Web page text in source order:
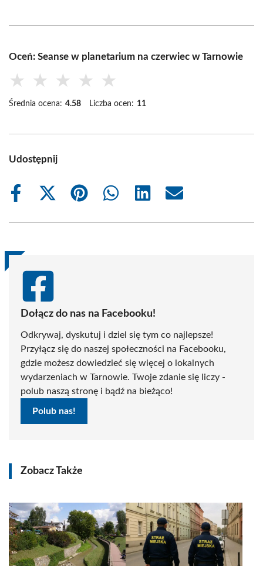
Oceń: Seanse w planetarium na czerwiec w Tarnowie
★ ★ ★ ★ ★
Średnia ocena: 4.58 Liczba ocen: 11
Udostępnij
Share
Share
(Twitter)
Share
Share
Share
Share
Dołącz do nas na Facebooku!
Odkrywaj, dyskutuj i dziel się tym co najlepsze!
Przyłącz się do naszej społeczności na Facebooku,
gdzie możesz dowiedzieć się więcej o lokalnych
wydarzeniach w Tarnowie. Twoje zdanie się liczy -
polub naszą stronę i bądź na bieżąco!
Polub nas!
Zobacz Także